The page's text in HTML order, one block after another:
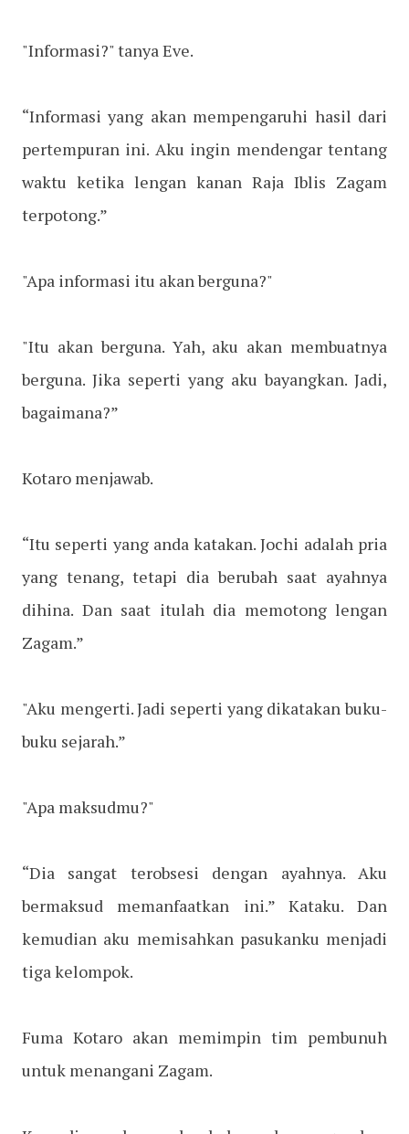
"Informasi?" tanya Eve.
“Informasi yang akan mempengaruhi hasil dari
pertempuran ini. Aku ingin mendengar tentang
waktu ketika lengan kanan Raja Iblis Zagam
terpotong.”
"Apa informasi itu akan berguna?"
"Itu akan berguna. Yah, aku akan membuatnya
berguna. Jika seperti yang aku bayangkan. Jadi,
bagaimana?”
Kotaro menjawab.
“Itu seperti yang anda katakan. Jochi adalah pria
yang tenang, tetapi dia berubah saat ayahnya
dihina. Dan saat itulah dia memotong lengan
Zagam.”
"Aku mengerti. Jadi seperti yang dikatakan buku-
buku sejarah.”
"Apa maksudmu?"
“Dia sangat terobsesi dengan ayahnya. Aku
bermaksud memanfaatkan ini.” Kataku. Dan
kemudian aku memisahkan pasukanku menjadi
tiga kelompok.
Fuma Kotaro akan memimpin tim pembunuh
untuk menangani Zagam.